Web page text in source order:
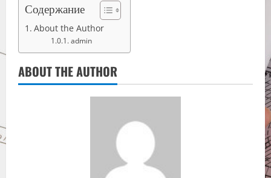
Содержание
About the Author
admin
ABOUT THE AUTHOR